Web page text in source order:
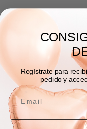
Descripción
Regístrate para
pedido y